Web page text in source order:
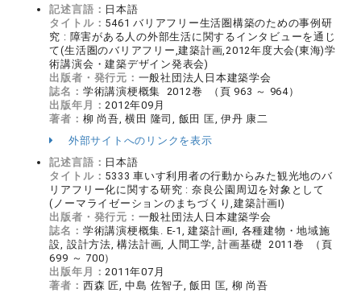
記述言語： 日本語
タイトル： 5461 バリアフリー生活圏構築のための事例研
究 : 障害がある人の外部生活に関するインタビューを通じ
て(生活圏のバリアフリー,建築計画,2012年度大会(東海)学
術講演会・建築デザイン発表会)
出版者・発行元： 一般社団法人日本建築学会
誌名： 学術講演梗概集 2012巻 （頁 963 ～ 964）
出版年月：2012年09月
著者： 柳 尚吾, 横田 隆司, 飯田 匡, 伊丹 康二
外部サイトへのリンクを表示
記述言語： 日本語
タイトル： 5333 車いす利用者の行動からみた観光地のバ
リアフリー化に関する研究 : 奈良公園周辺を対象として
(ノーマライゼーションのまちづくり,建築計画I)
出版者・発行元： 一般社団法人日本建築学会
誌名： 学術講演梗概集. E-1, 建築計画I, 各種建物・地域施
設, 設計方法, 構法計画, 人間工学, 計画基礎 2011巻 （頁
699 ～ 700）
出版年月：2011年07月
著者： 西森 匠, 中島 佐智子, 飯田 匡, 柳 尚吾